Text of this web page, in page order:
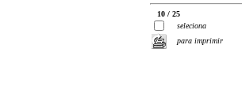
10 / 25
seleciona
para imprimir